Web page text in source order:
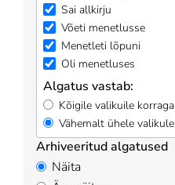
Sai allkirju
Võeti menetlusse
Menetleti lõpuni
Oli menetluses
Algatus vastab:
Kõigile valikuile korraga
Vähemalt ühele valikule
Arhiveeritud algatused
Näita